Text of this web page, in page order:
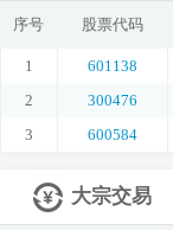
序号 股票代码
1 601138
2
300476
3
600584
大宗交易